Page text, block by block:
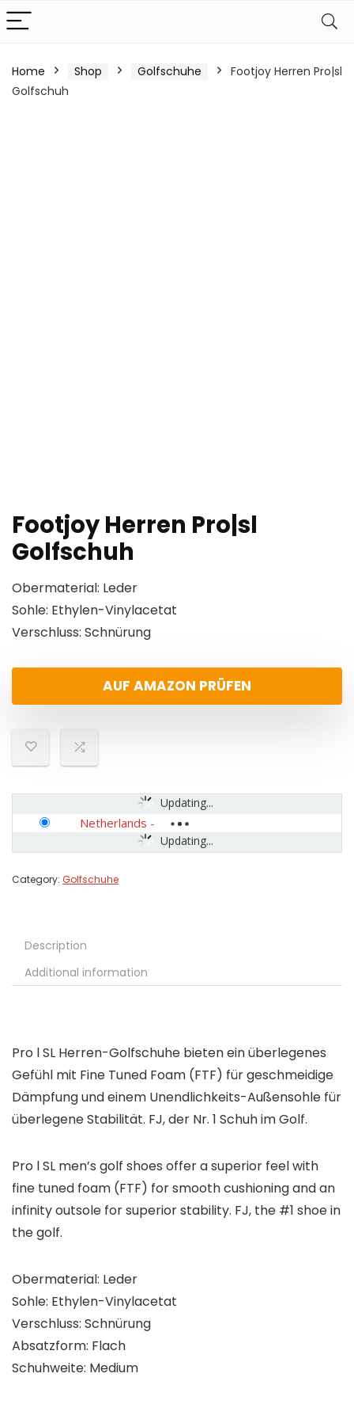
Home Shop Golfschuhe
Footjoy Herren Pro|sl
Golfschuh
Footjoy Herren Pro|sl
Golfschuh
Obermaterial: Leder
Sohle: Ethylen-Vinylacetat
Verschluss: Schnürung
AUF AMAZON PRÜFEN
Updating...
Updating...
Netherlands -
Category: Golfschuhe
Description
Additional information
Pro l SL Herren-Golfschuhe bieten ein überlegenes
Gefühl mit Fine Tuned Foam (FTF) für geschmeidige
Dämpfung und einem Unendlichkeits-Außensohle für
überlegene Stabilität. FJ, der Nr. 1 Schuh im Golf.
Pro l SL men’s golf shoes offer a superior feel with
fine tuned foam (FTF) for smooth cushioning and an
infinity outsole for superior stability. FJ, the #1 shoe in
the golf.
Obermaterial: Leder
Sohle: Ethylen-Vinylacetat
Verschluss: Schnürung
Absatzform: Flach
Schuhweite: Medium